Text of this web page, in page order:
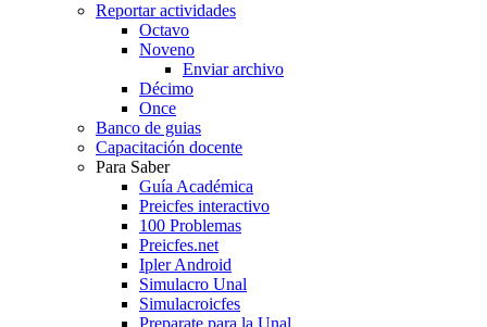
Reportar actividades
Octavo
Noveno
Enviar archivo
Décimo
Once
Banco de guias
Capacitación docente
Para Saber
Guía Académica
Preicfes interactivo
100 Problemas
Preicfes.net
Ipler Android
Simulacro Unal
Simulacroicfes
Preparate para la Unal